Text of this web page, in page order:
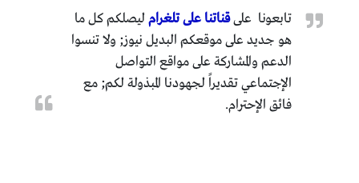
تابعونا علىقناتنا على تلغرام
فائق الإحترام.